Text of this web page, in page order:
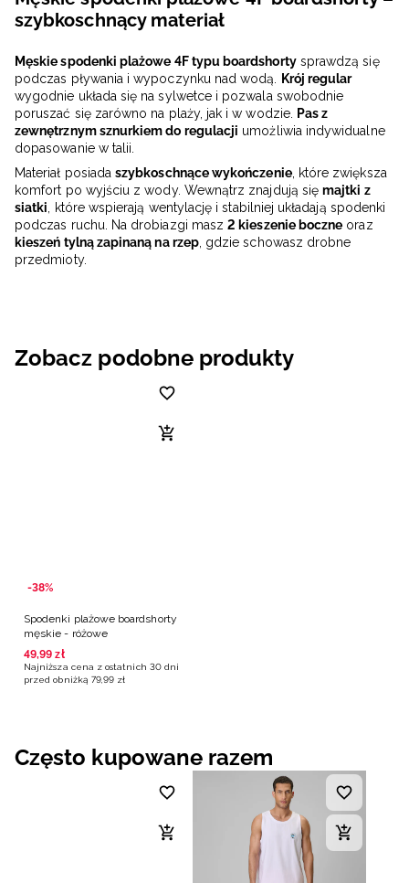
szybkoschnący materiał
Męskie spodenki plażowe 4F typu boardshortysprawdzą się
podczas pływania i wypoczynku nad wodą. Krój regular
wygodnie układa się na sylwetce i pozwala swobodnie
poruszać się zarówno na plaży, jak i w wodzie. Pas z
zewnętrznym sznurkiem do regulacji umożliwia indywidualne
dopasowanie w talii.
Materiał posiadaszybkoschnące wykończenie, które zwiększa
komfort po wyjściu z wody. Wewnątrz znajdują sięmajtki z
siatki, które wspierają wentylację i stabilniej układają spodenki
podczas ruchu. Na drobiazgi masz2 kieszenie boczne oraz
kieszeń tylną zapinaną na rzep, gdzie schowasz drobne
przedmioty.
Zobacz podobne produkty
-38%
Spodenki plażowe boardshorty
męskie - różowe
49,99 zł
Najniższa cena z ostatnich 30 dni
przed obniżką 79,99 zł
Często kupowane razem